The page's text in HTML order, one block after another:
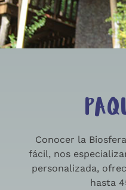
Conocer la
fácil, nos
personalizada,
hasta